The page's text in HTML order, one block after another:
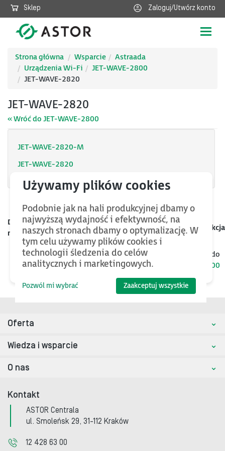
Sklep Zaloguj/Utwórz konto
Strona główna
Wsparcie
Astraada
Urządzenia Wi-Fi
JET-WAVE-2800
JET-WAVE-2820
JET-WAVE-2820
« Wróć do JET-WAVE-2800
JET-WAVE-2820-M
JET-WAVE-2820
Data
mod.
KategoriaNazwa Rozmiar Akcja
Jeśli chcesz znaleźć więcej plików oraz bazy wiedzy, wróć do
kategorii nadrzędnej
JET-WAVE-2800
Oferta
Wiedza i wsparcie
O nas
Kontakt
ASTOR Centrala
ul. Smoleńsk 29, 31-112 Kraków
12 428 63 00
Podobnie jak na hali produkcyjnej dbamy o
najwyższą wydajność i efektywność, na
naszych stronach dbamy o optymalizację. W
tym celu używamy plików cookies i
technologii śledzenia do celów
analitycznych i marketingowych.
Pozwól mi wybrać Zaakceptuj wszystkie